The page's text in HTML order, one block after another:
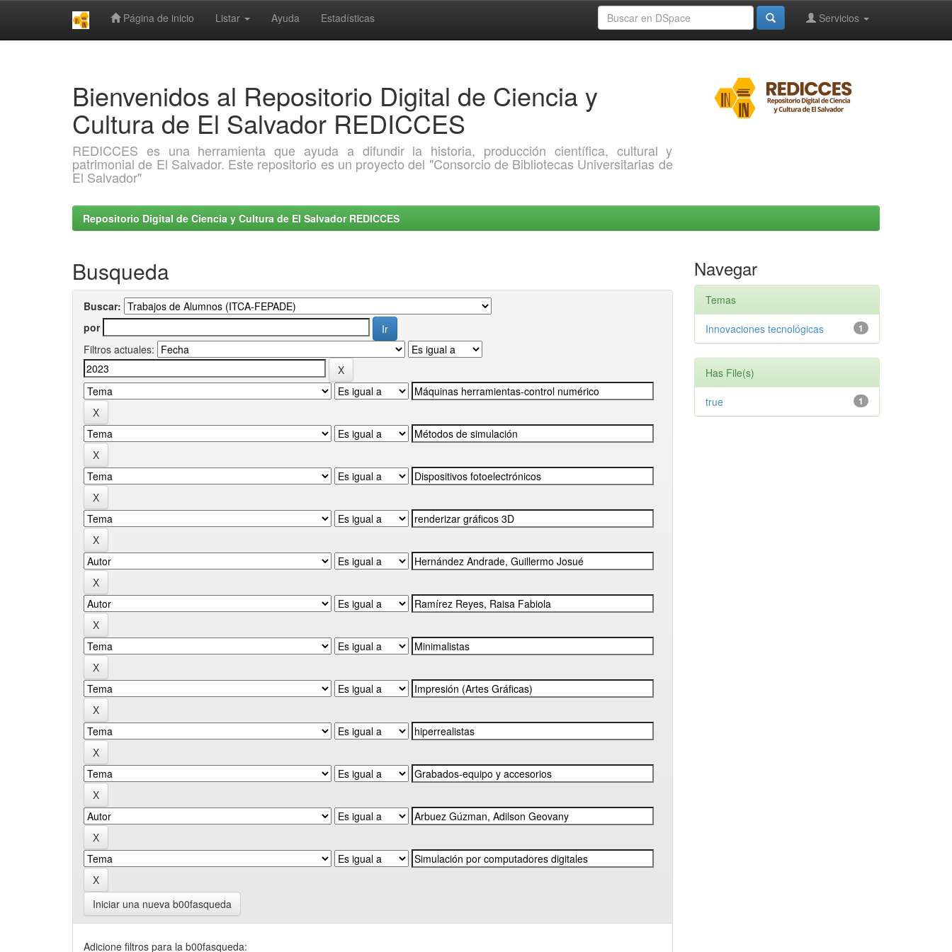
Página de inicio Listar Ayuda Estadísticas Servicios
Bienvenidos al Repositorio Digital de Ciencia y
Cultura de El Salvador REDICCES
REDICCES es una herramienta que ayuda a difundir la historia, producción científica, cultural y
patrimonial de El Salvador. Este repositorio es un proyecto del "Consorcio de Bibliotecas Universitarias de
El Salvador"
Repositorio Digital de Ciencia y Cultura de El Salvador REDICCES
Busqueda
Buscar:
por
Filtros actuales:
Iniciar una nueva b00fasqueda
Adicione filtros para la b00fasqueda:
Navegar
Temas
1
Innovaciones tecnológicas
Has File(s)
1
true